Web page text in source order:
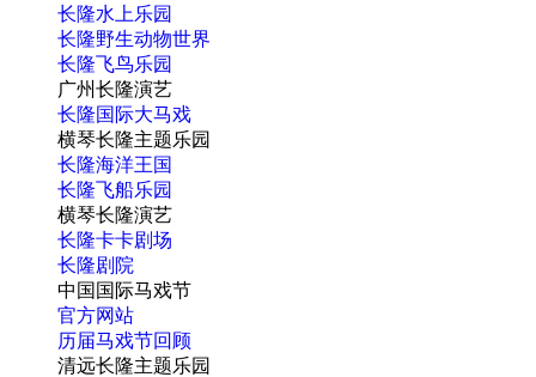
长隆水上乐园
长隆野生动物世界
长隆飞鸟乐园
广州长隆演艺
长隆国际大马戏
横琴长隆主题乐园
长隆海洋王国
长隆飞船乐园
横琴长隆演艺
长隆卡卡剧场
长隆剧院
中国国际马戏节
官方网站
历届马戏节回顾
清远长隆主题乐园